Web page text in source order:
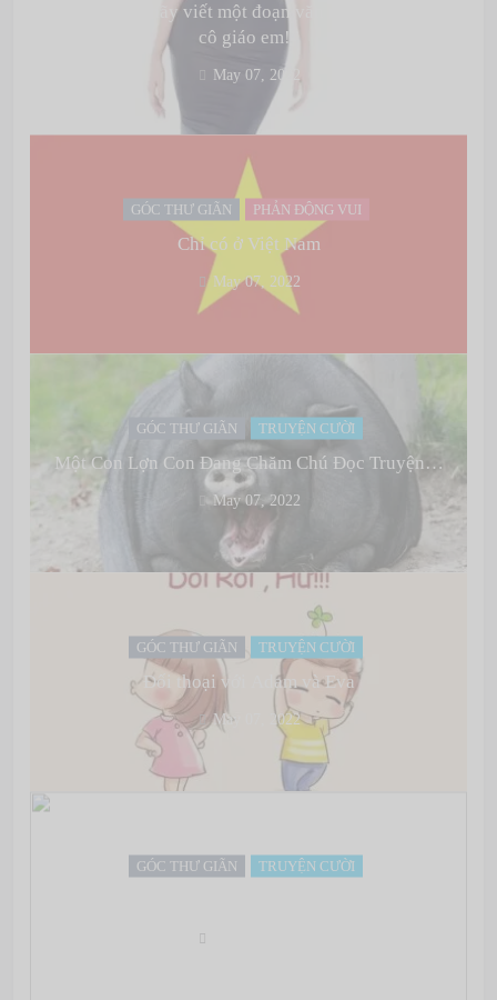
Đề bài: “Em hãy viết một đoạn văn ngắn nhất tả về
cô giáo em!”
May 07, 2022
GÓC THƯ GIÃN PHẢN ĐỘNG VUI
Chỉ có ở Việt Nam
May 07, 2022
GÓC THƯ GIÃN TRUYỆN CƯỜI
Một Con Lợn Con Đang Chăm Chú Đọc Truyện…
May 07, 2022
GÓC THƯ GIÃN TRUYỆN CƯỜI
Đối thoại với Adam và Eva
May 07, 2022
GÓC THƯ GIÃN TRUYỆN CƯỜI